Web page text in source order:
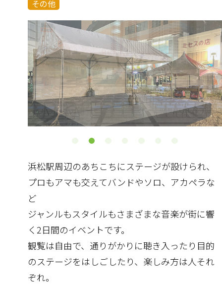
その他
浜松駅周辺のあちこちにステージが設けられ、
プロもアマも交えてバンドやソロ、アカペラな
ど
ジャンルもスタイルもさまざまな音楽が街に響
く2日間のイベントです。
観覧は自由で、通りがかりに聴き入ったり目的
のステージをはしごしたり、楽しみ方は人それ
ぞれ。